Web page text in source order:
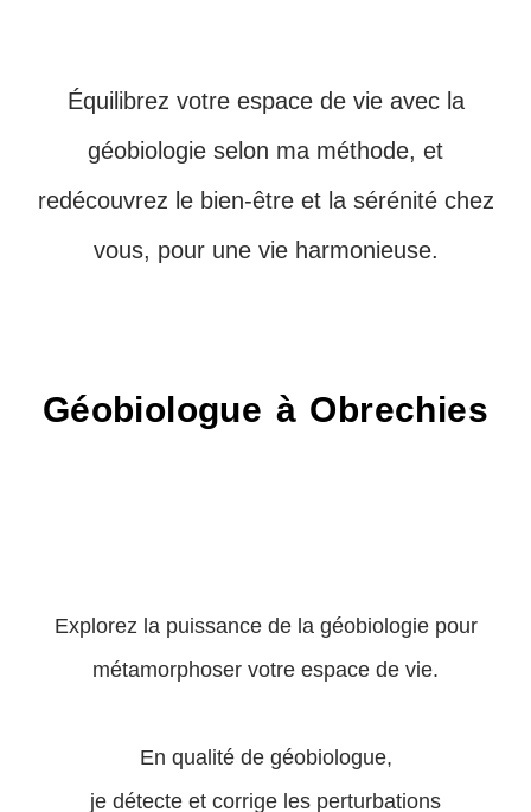
Équilibrez votre espace de vie avec la
géobiologie selon ma méthode, et
redécouvrez le bien-être et la sérénité chez
vous, pour une vie harmonieuse.
Géobiologue à Obrechies
Explorez la puissance de la géobiologie pour
métamorphoser votre espace de vie.
En qualité de géobiologue,
je détecte et corrige les perturbations